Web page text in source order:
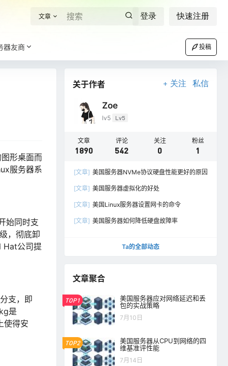
文章 登录 快速注册
器友商 投稿
形桌面而
服务器系
始同时支
，彻底卸
Hat公司提
支，即
是
使得安
关于作者 关注 私信
Zoe
lv5 Lv5
文章
1890
评论
542
关注
0
粉丝
1
[文章] 美国服务器NVMe协议硬盘性能更好的原因
[文章] 美国服务器虚拟化的好处
[文章] 美国Linux服务器设置网卡的命令
[文章] 美国服务器如何降低硬盘故障率
Ta的全部动态
文章聚合
TOP1
美国服务器应对网络延迟和丢
包的实战策略
7月10日
TOP2
美国服务器从CPU到网络的四
维基准评性能
7月14日